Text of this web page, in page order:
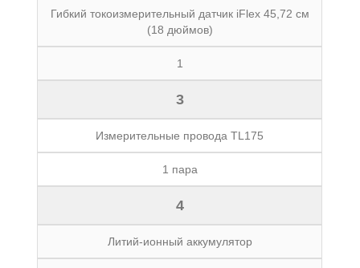
Гибкий токоизмерительный датчик iFlex 45,72 см
(18 дюймов)
1
3
Измерительные провода TL175
1 пара
4
Литий-ионный аккумулятор